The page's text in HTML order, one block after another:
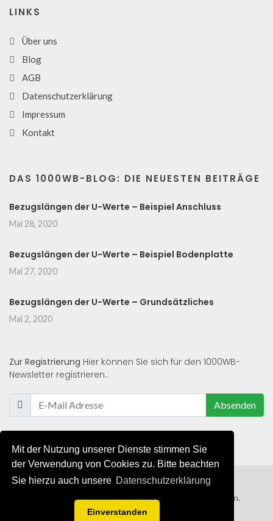
Mit der Nutzung unserer Dienste stimmen Sie
der Verwendung von Cookies zu. Bitte beachten
Sie hierzu auch unsere Datenschutzerklärung
Einverstanden
LINKS
Über uns
Blog
AGB
Datenschutzerklärung
Impressum
Kontakt
DAS 1000WB-BLOG: DIE NEUESTEN BEITRÄGE
Bezugslängen der U-Werte – Beispiel Anschluss
Mai 28, 2020
Bezugslängen der U-Werte – Beispiel Bodenplatte
Mai 27, 2020
Bezugslängen der U-Werte – Grundsätzliches
Mai 2, 2020
Zur Registrierung Hier können Sie sich für den 1000WB-
Newsletter registrieren.:
Absenden
© 2019 - 2021 - Alle Rechte von 1000WB vorbehalten.
AGB/Datenschutzerklärung